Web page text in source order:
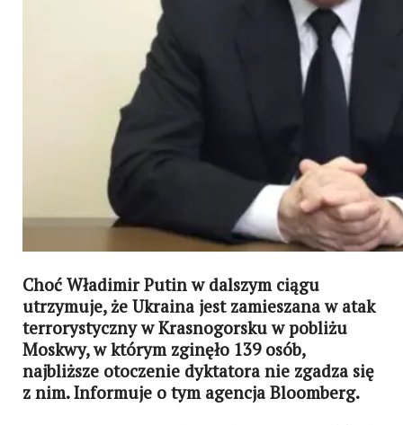
Choć Władimir Putin w dalszym ciągu
utrzymuje, że Ukraina jest zamieszana w atak
terrorystyczny w Krasnogorsku w pobliżu
Moskwy, w którym zginęło 139 osób,
najbliższe otoczenie dyktatora nie zgadza się
z nim. Informuje o tym agencja Bloomberg.